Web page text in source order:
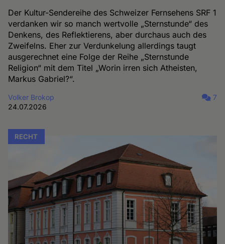
Der Kultur-Sendereihe des Schweizer Fernsehens SRF 1
verdanken wir so manch wertvolle „Sternstunde“ des
Denkens, des Reflektierens, aber durchaus auch des
Zweifelns. Eher zur Verdunkelung allerdings taugt
ausgerechnet eine Folge der Reihe „Sternstunde
Religion“ mit dem Titel „Worin irren sich Atheisten,
Markus Gabriel?“.
Volker Brokop
24.07.2026
7
RECHT